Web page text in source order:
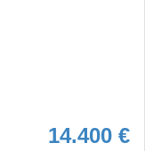
14.400 €